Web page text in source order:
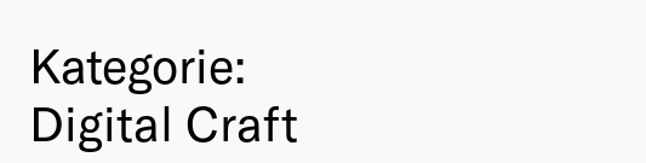
Kategorie:
Digital Craft